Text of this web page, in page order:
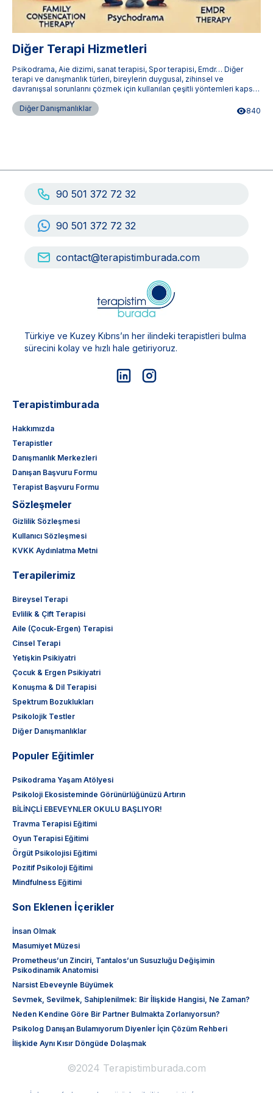
Diğer Terapi Hizmetleri
Psikodrama, Aie dizimi, sanat terapisi, Spor terapisi, Emdr… Diğer
terapi ve danışmanlık türleri, bireylerin duygusal, zihinsel ve
davranışsal sorunlarını çözmek için kullanılan çeşitli yöntemleri kapsar.
artırır. Terapistimburada.com, Türkiye'nin dört bir yanındaki uzman
terapistlere ulaşmanızı sağlar.
Diğer Danışmanlıklar 840
90 501 372 72 32
90 501 372 72 32
contact@terapistimburada.com
Türkiye ve Kuzey Kıbrıs’ın her ilindeki terapistleri bulma
sürecini kolay ve hızlı hale getiriyoruz.
Terapistimburada
Hakkımızda
Terapistler
Danışmanlık Merkezleri
Danışan Başvuru Formu
Terapist Başvuru Formu
Sözleşmeler
Gizlilik Sözleşmesi
Kullanıcı Sözleşmesi
KVKK Aydınlatma Metni
Terapilerimiz
Bireysel Terapi
Evlilik & Çift Terapisi
Aile (Çocuk-Ergen) Terapisi
Cinsel Terapi
Yetişkin Psikiyatri
Çocuk & Ergen Psikiyatri
Konuşma & Dil Terapisi
Spektrum Bozuklukları
Psikolojik Testler
Diğer Danışmanlıklar
Populer Eğitimler
Psikodrama Yaşam Atölyesi
Psikoloji Ekosisteminde Görünürlüğünüzü Artırın
BİLİNÇLİ EBEVEYNLER OKULU BAŞLIYOR!
Travma Terapisi Eğitimi
Oyun Terapisi Eğitimi
Örgüt Psikolojisi Eğitimi
Pozitif Psikoloji Eğitimi
Mindfulness Eğitimi
Son Eklenen İçerikler
İnsan Olmak
Masumiyet Müzesi
Prometheus’un Zinciri, Tantalos’un Susuzluğu Değişimin
Psikodinamik Anatomisi
Narsist Ebeveynle Büyümek
Sevmek, Sevilmek, Sahiplenilmek: Bir İlişkide Hangisi, Ne Zaman?
Neden Kendine Göre Bir Partner Bulmakta Zorlanıyorsun?
Psikolog Danışan Bulamıyorum Diyenler İçin Çözüm Rehberi
İlişkide Aynı Kısır Döngüde Dolaşmak
©2024 Terapistimburada.com